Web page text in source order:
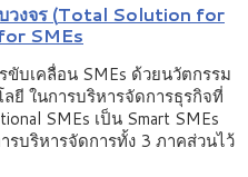
งจร (Total Solution for
SMEs
ขับเคลื่อน SMEs ด้วยนวัตกรรม
ลยี ในการบริหารจัดการธุรกิจที่
SMEs เป็น Smart SMEs
บริหารจัดการทั้ง 3 ภาคส่วนไว้